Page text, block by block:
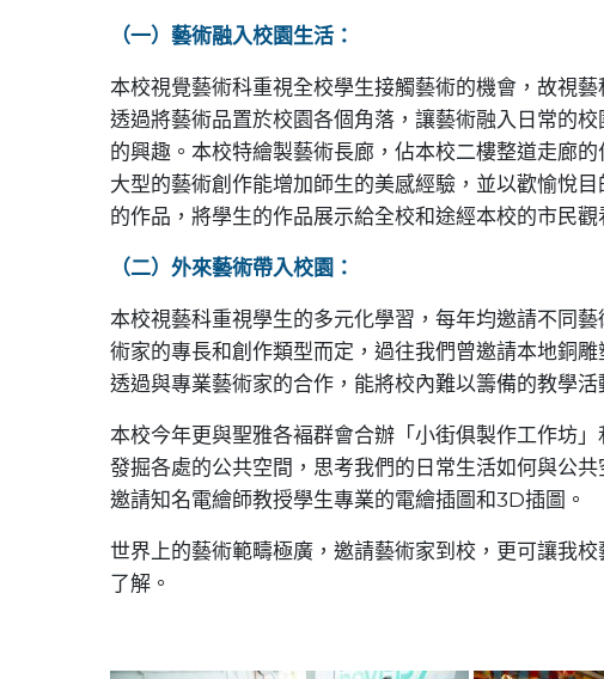
（一）藝術融入校園生活：
本校視覺藝術科重視全校學生接觸藝術的機會，故視
透過將藝術品置於校園各個角落，讓藝術融入日常的
的興趣。本校特繪製藝術長廊，佔本校二樓整道走廊
大型的藝術創作能增加師生的美感經驗，並以歡愉悅
的作品，將學生的作品展示給全校和途經本校的市民觀
（二）外來藝術帶入校園：
本校視藝科重視學生的多元化學習，每年均邀請不同
術家的專長和創作類型而定，過往我們曾邀請本地銅
透過與專業藝術家的合作，能將校內難以籌備的教學
本校今年更與聖雅各褔群會合辦「小街俱製作工作坊
發掘各處的公共空間，思考我們的日常生活如何與公
邀請知名電繪師教授學生專業的電繪插圖和3D插圖。
世界上的藝術範疇極廣，邀請藝術家到校，更可讓我
了解。